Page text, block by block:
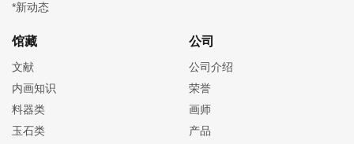
*新动态
馆藏
文献
内画知识
料器类
玉石类
公司
公司介绍
荣誉
画师
产品